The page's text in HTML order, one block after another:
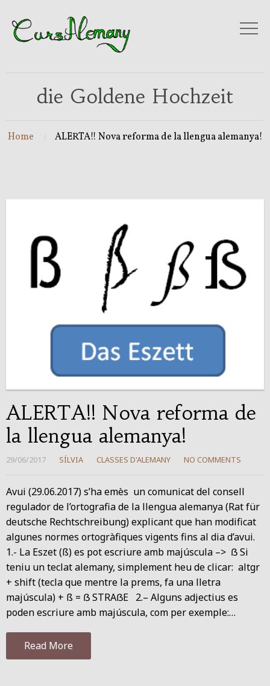
die Goldene Hochzeit
Home ALERTA!! Nova reforma de la llengua alemanya!
ALERTA!! Nova reforma de
la llengua alemanya!
29/06/2017 SÍLVIA CLASSES D'ALEMANY NO COMMENTS
Avui (29.06.2017) s’ha emès un comunicat del consell
regulador de l’ortografia de la llengua alemanya (Rat für
deutsche Rechtschreibung) explicant que han modificat
algunes normes ortogràfiques vigents fins al dia d’avui.
1.- La Eszet (ß) es pot escriure amb majúscula –> ẞ Si
teniu un teclat alemany, simplement heu de clicar: altgr
+ shift (tecla que mentre la prems, fa una lletra
majúscula) + ß = ẞ STRAẞE 2.– Alguns adjectius es
poden escriure amb majúscula, com per exemple:…
Read More